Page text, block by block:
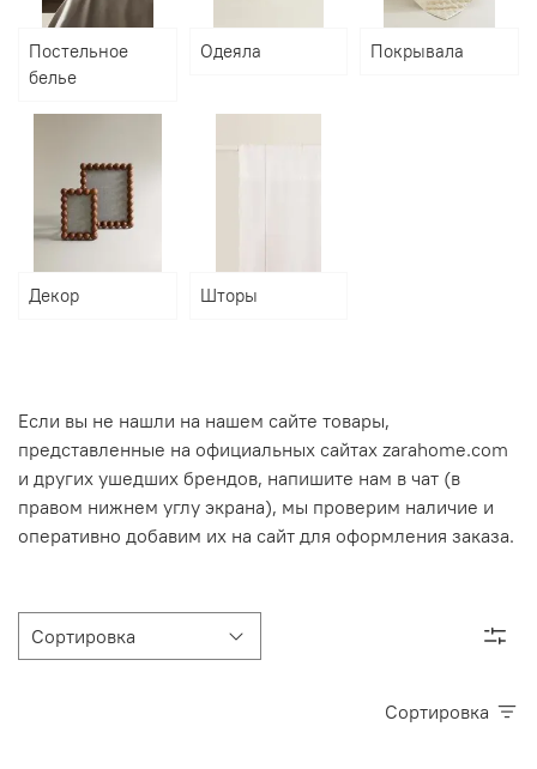
Постельное
белье
Одеяла Покрывала
Декор Шторы
Если вы не нашли на нашем сайте товары,
представленные на официальных сайтах zarahome.com
и других ушедших брендов, напишите нам в чат (в
правом нижнем углу экрана), мы проверим наличие и
оперативно добавим их на сайт для оформления заказа.
Сортировка